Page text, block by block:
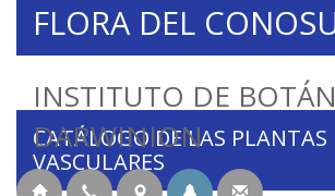
INSTITUTO DE
DARWINION
FLORA DEL
CATÁLOGO DE LAS PLANTAS
VASCULARES